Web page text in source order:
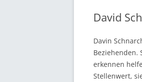
David
Davin
Beziehenden.
erkennen
Stellenwert,